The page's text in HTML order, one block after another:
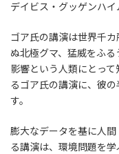
デイビス・グッゲンハイ
ゴア氏の講演は世界千
ぬ北極グマ、猛威をふ
影響という人類にとっ
るゴア氏の講演に、彼
す。
膨大なデータを基に人
る講演は、環境問題を